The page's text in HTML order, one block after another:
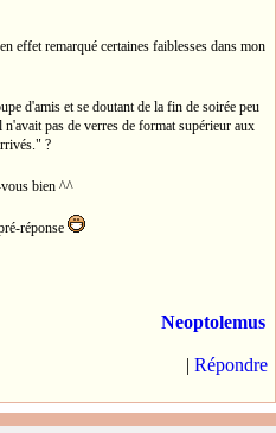
effet remarqué certaines faiblesses dans mon
d'amis et se doutant de la fin de soirée peu
pas de verres de format supérieur aux
?
vous bien ^^
réponse
Neoptolemus
| Répondre